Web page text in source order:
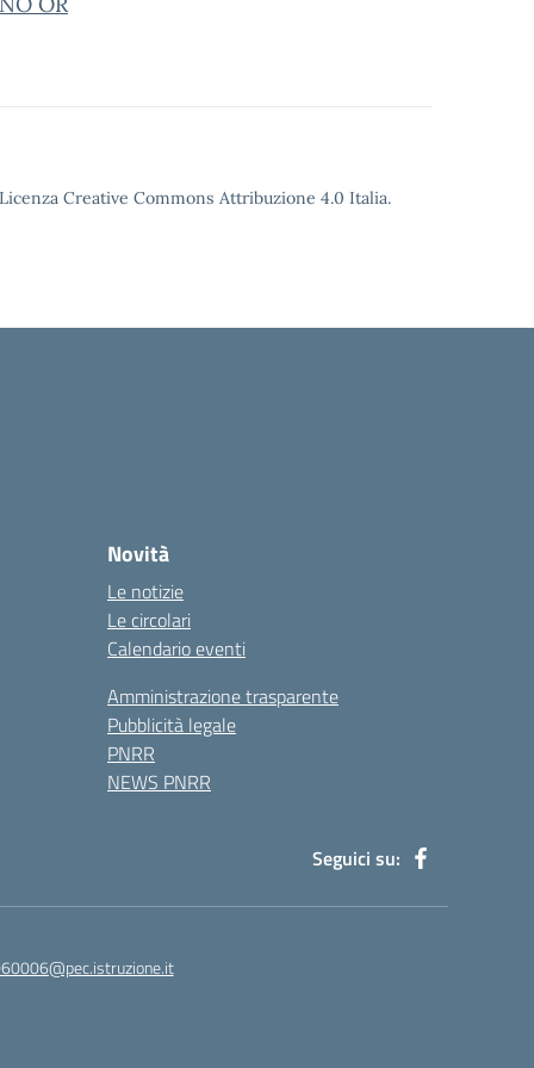
Creative Commons Attribuzione 4.0 Italia.
Novità
Le notizie
Le circolari
Calendario eventi
Amministrazione trasparente
Pubblicità legale
PNRR
NEWS PNRR
Seguici su: